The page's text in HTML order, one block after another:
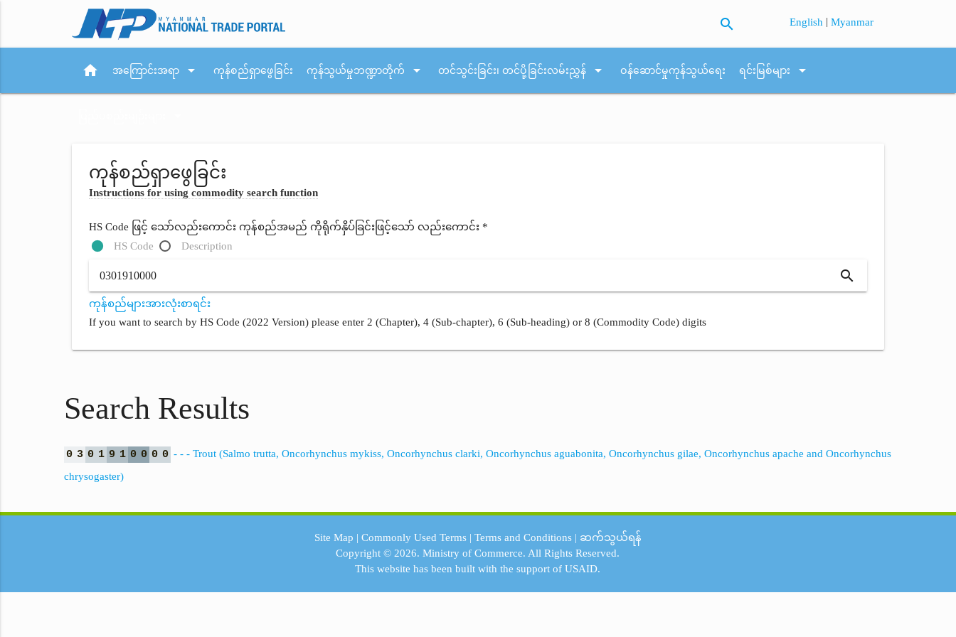
search English |Myanmar
home အကြောင်းအရာ arrow_drop_down ကုန်စည်ရှာဖွေခြင်း ကုန်သွယ်မှုဘဏ္ဍာတိုက် arrow_drop_down တင်သွင်းခြင်း၊ တင်ပို့ခြင်းလမ်းညွှန် arrow_drop_down ဝန်ဆောင်မှုကုန်သွယ်ရေး ရင်းမြစ်များ arrow_drop_down
ကုန်စည်ရှာဖွေခြင်း
Instructions for using commodity search function
HS Code ဖြင့် သော်လည်းကောင်း ကုန်စည်အမည် ကိုရိုက်နှိပ်ခြင်းဖြင့်သော် လည်းကောင်း *
HS Code
Description
search
ကုန်စည်များအားလုံးစာရင်း
If you want to search by HS Code (2022 Version) please enter 2 (Chapter), 4 (Sub-chapter), 6 (Sub-heading) or 8 (Commodity Code) digits
Search Results
0 3 0 1 9 1 0 0 0 0 - - - Trout (Salmo trutta, Oncorhynchus mykiss, Oncorhynchus clarki, Oncorhynchus aguabonita, Oncorhynchus gilae, Oncorhynchus apache and Oncorhynchus
chrysogaster)
Site Map | Commonly Used Terms| Terms and Conditions| ဆက်သွယ်ရန်
Copyright © 2026.Ministry of Commerce. All Rights Reserved.
This website has been built with the support ofUSAID.